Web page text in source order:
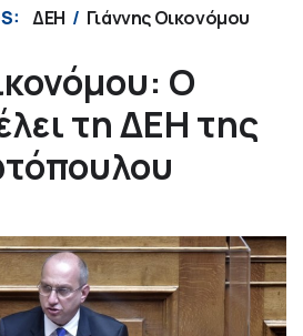
ΔΕΗ Γιάννης Οικονόμου
Ο
τη ΔΕΗ της